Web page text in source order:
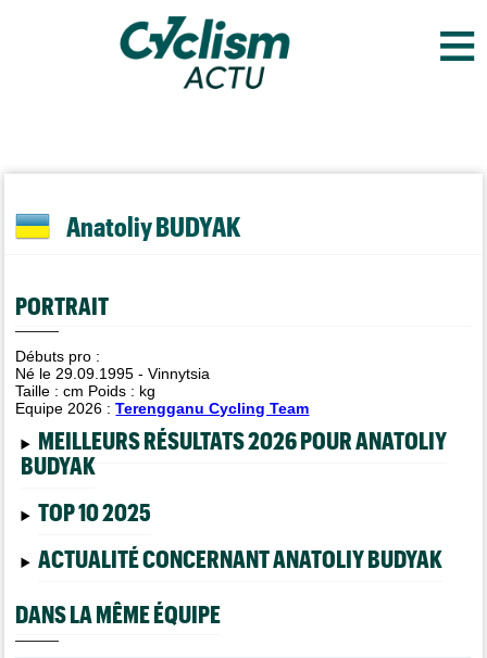
≡
Anatoliy BUDYAK
PORTRAIT
Débuts pro :
Né le 29.09.1995 - Vinnytsia
Taille :cm Poids : kg
Equipe 2026 :Terengganu Cycling Team
MEILLEURS RÉSULTATS 2026 POUR ANATOLIY
BUDYAK
TOP 10 2025
ACTUALITÉ CONCERNANT ANATOLIY BUDYAK
DANS LA MÊME ÉQUIPE